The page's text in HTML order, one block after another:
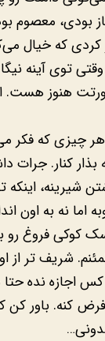
بودی، معصوم
که خیال
توی آینه
هنوز هست.
چیزی که فکر
کنار. جرات
شیرینه،
اما نه به اون
کوکی فروغ رو
شریف تر از
اجازه نده
کنه. باور کن که